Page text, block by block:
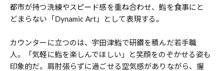
都市が持つ洗練やスピード感を重ね合わせ、鮨を食事にと
どまらない「Dynamic Art」として表現する。
カウンターに立つのは、宇田津鮨で研鑽を積んだ若手職
人。「気軽に鮨を楽しんでほしい」と笑顔をのぞかせる姿も
印象的だ。肩肘張らずに過ごせる空気感がありながら、握